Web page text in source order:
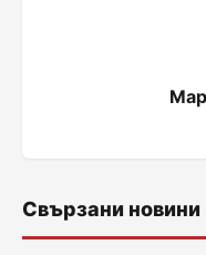
Свързани новини